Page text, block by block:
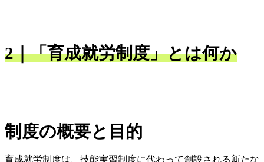
2｜「育成就労制度」とは何か
制度の概要と目的
育成就労制度は、技能実習制度に代わって創設される新たな